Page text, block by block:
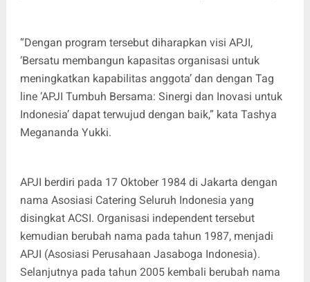
“Dengan program tersebut diharapkan visi APJI,
‘Bersatu membangun kapasitas organisasi untuk
meningkatkan kapabilitas anggota’ dan dengan Tag
line ‘APJI Tumbuh Bersama: Sinergi dan Inovasi untuk
Indonesia’ dapat terwujud dengan baik,” kata Tashya
Megananda Yukki.
APJI berdiri pada 17 Oktober 1984 di Jakarta dengan
nama Asosiasi Catering Seluruh Indonesia yang
disingkat ACSI. Organisasi independent tersebut
kemudian berubah nama pada tahun 1987, menjadi
APJI (Asosiasi Perusahaan Jasaboga Indonesia).
Selanjutnya pada tahun 2005 kembali berubah nama